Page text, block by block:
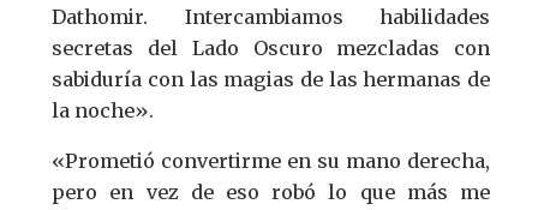
Dathomir. Intercambiamos habilidades
secretas del Lado Oscuro mezcladas con
sabiduría con las magias de las hermanas de
la noche».
«Prometió convertirme en su mano derecha,
pero en vez de eso robó lo que más me